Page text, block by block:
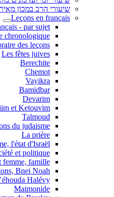
שיעורי הרב במכון מאיר
Leçons en français
- par sujet
chronologique
des leçons
Les fêtes juives
Berechite
Chemot
Vayikra
Bamidbar
Devarim
et Ketouvim
Talmoud
du judaisme
La prière
l'état d'Israël
et politique
femme, famille
Bnei Noah
Halévy
Maimonide